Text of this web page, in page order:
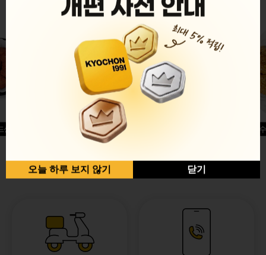
글윙
반반순살[레드+허니]
허니옥
오늘 하루 보지 않기 닫기